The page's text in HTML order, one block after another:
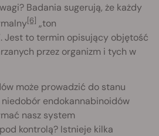
Badania sugerują, że każdy
[6] „ton
Jest to termin opisujący objętość
przez organizm i tych w
może prowadzić do stanu
endokannabinoidów
nasz system
kontrolą? Istnieje kilka